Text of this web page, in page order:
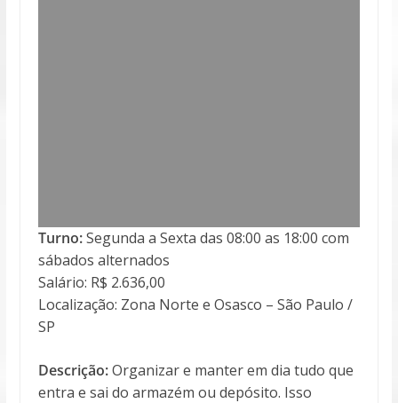
Turno:Segunda a Sexta das 08:00 as 18:00 com
sábados alternados
Salário: R$ 2.636,00
Localização: Zona Norte e Osasco – São Paulo /
SP
Descrição:Organizar e manter em dia tudo que
entra e sai do armazém ou depósito. Isso